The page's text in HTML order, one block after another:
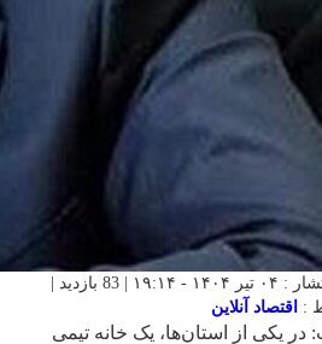
شناسه خبر : 75348 | تاریخ انتشار : ۰۴ تیر ۱۴۰۴ - ۱۹:۱۴ | 83 بازدید |
: اقتصاد آنلاین
یکی از استان‌ها، یک خانه تیمی